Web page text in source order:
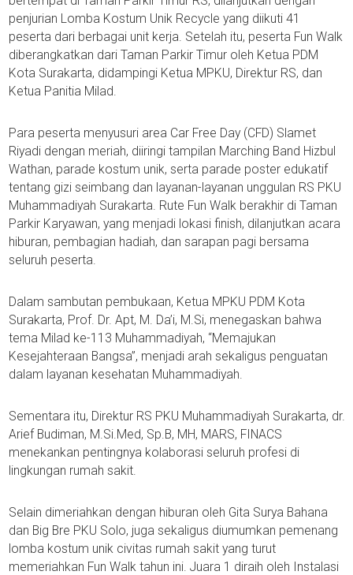
penjurian Lomba Kostum Unik Recycle yang diikuti 41
peserta dari berbagai unit kerja. Setelah itu, peserta Fun Walk
diberangkatkan dari Taman Parkir Timur oleh Ketua PDM
Kota Surakarta, didampingi Ketua MPKU, Direktur RS, dan
Ketua Panitia Milad.
Para peserta menyusuri area Car Free Day (CFD) Slamet
Riyadi dengan meriah, diiringi tampilan Marching Band Hizbul
Wathan, parade kostum unik, serta parade poster edukatif
tentang gizi seimbang dan layanan-layanan unggulan RS PKU
Muhammadiyah Surakarta. Rute Fun Walk berakhir di Taman
Parkir Karyawan, yang menjadi lokasi finish, dilanjutkan acara
hiburan, pembagian hadiah, dan sarapan pagi bersama
seluruh peserta.
Dalam sambutan pembukaan, Ketua MPKU PDM Kota
Surakarta, Prof. Dr. Apt, M. Da’i, M.Si, menegaskan bahwa
tema Milad ke-113 Muhammadiyah, “Memajukan
Kesejahteraan Bangsa”, menjadi arah sekaligus penguatan
dalam layanan kesehatan Muhammadiyah.
Sementara itu, Direktur RS PKU Muhammadiyah Surakarta, dr.
Arief Budiman, M.Si.Med, Sp.B, MH, MARS, FINACS
menekankan pentingnya kolaborasi seluruh profesi di
lingkungan rumah sakit.
Selain dimeriahkan dengan hiburan oleh Gita Surya Bahana
dan Big Bre PKU Solo, juga sekaligus diumumkan pemenang
lomba kostum unik civitas rumah sakit yang turut
memeriahkan Fun Walk tahun ini. Juara 1 diraih oleh Instalasi